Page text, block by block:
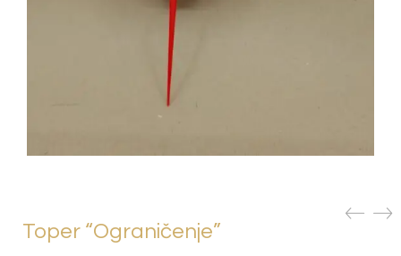
Toper “Ograničenje”